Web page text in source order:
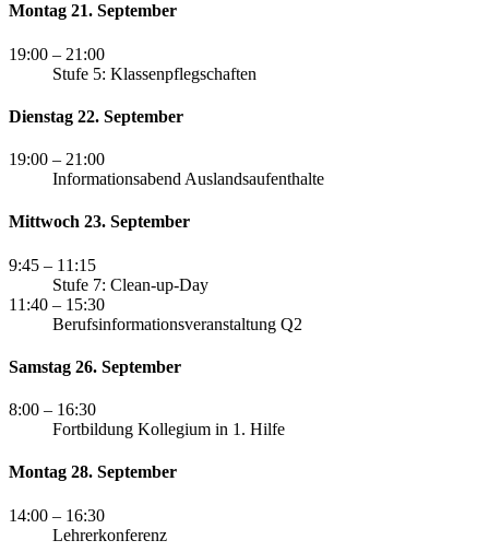
Montag 21. September
19:00 – 21:00
Stufe 5: Klassenpflegschaften
Dienstag 22. September
19:00 – 21:00
Informationsabend Auslandsaufenthalte
Mittwoch 23. September
9:45 – 11:15
Stufe 7: Clean-up-Day
11:40 – 15:30
Berufsinformationsveranstaltung Q2
Samstag 26. September
8:00 – 16:30
Fortbildung Kollegium in 1. Hilfe
Montag 28. September
14:00 – 16:30
Lehrerkonferenz